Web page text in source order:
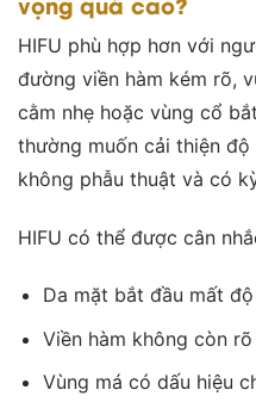
HIFU phù hợp hơn với
đường viền hàm kém rõ,
cằm nhẹ hoặc vùng cổ
thường muốn cải thiện
không phẫu thuật và có
HIFU có thể được cân
Da mặt bắt đầu mất
Viền hàm không còn
Vùng má có dấu hiệu